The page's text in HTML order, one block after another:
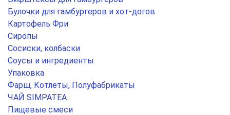
Булочки для гамбургеров и хот-догов
Картофель Фри
Сиропы
Сосиски, колбаски
Соусы и ингредиенты
Упаковка
Фарш, Котлеты, Полуфабрикаты
ЧАЙ SIMPATEA
Пищевые смеси